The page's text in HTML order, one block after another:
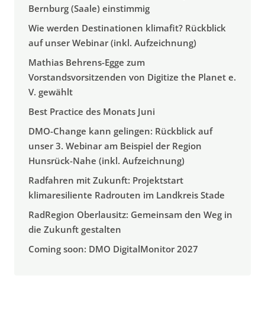
Bernburg (Saale) einstimmig
Wie werden Destinationen klimafit? Rückblick
auf unser Webinar (inkl. Aufzeichnung)
Mathias Behrens-Egge zum
Vorstandsvorsitzenden von Digitize the Planet e.
V. gewählt
Best Practice des Monats Juni
DMO-Change kann gelingen: Rückblick auf
unser 3. Webinar am Beispiel der Region
Hunsrück-Nahe (inkl. Aufzeichnung)
Radfahren mit Zukunft: Projektstart
klimaresiliente Radrouten im Landkreis Stade
RadRegion Oberlausitz: Gemeinsam den Weg in
die Zukunft gestalten
Coming soon: DMO DigitalMonitor 2027